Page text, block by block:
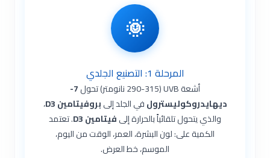
🌞
المرحلة 1: التصنيع الجلدي
أشعة UVB (290-315 نانومتر) تحول
7-
ديهايدروكوليسترولفي الجلد إلىبروفيتامين D3
،
والذي يتحول تلقائياً بالحرارة إلىفيتامين D3
. تعتمد
الكمية على: لون البشرة، العمر، الوقت من اليوم،
الموسم، خط العرض.